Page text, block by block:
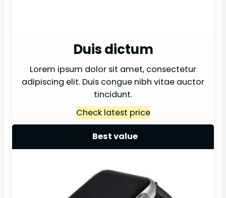
Duis dictum
Lorem ipsum dolor sit amet, consectetur
adipiscing elit. Duis congue nibh vitae auctor
tincidunt.
Check latest price
Best value